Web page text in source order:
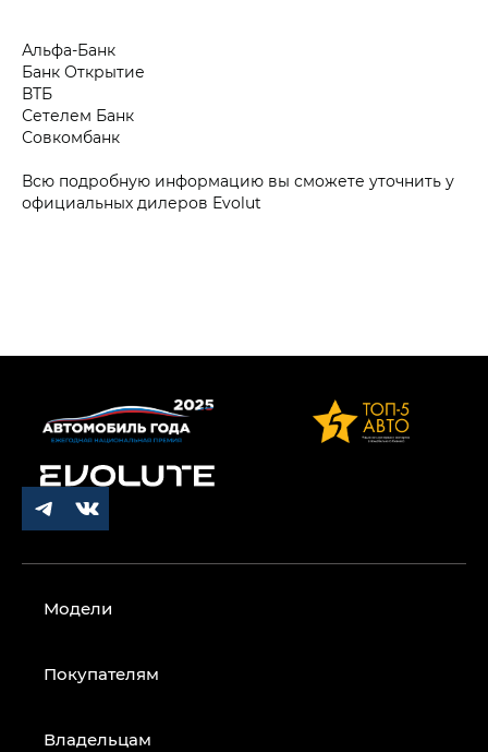
Альфа-Банк
Банк Открытие
ВТБ
Сетелем Банк
Совкомбанк
Всю подробную информацию вы сможете уточнить у
официальных дилеров Evolut
Модели
Покупателям
Владельцам